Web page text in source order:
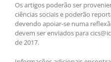
Os artigos poderão ser
ciências sociais e poderão
devendo apoiar-se numa
devem ser enviados para
de 2017.